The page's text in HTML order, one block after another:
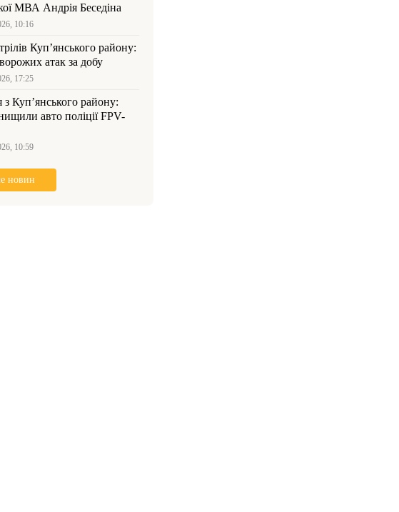
МВА Андрія Беседіна
10:16
Куп’янського району:
атак за добу
17:25
з Куп’янського району:
авто поліції FPV-
10:59
новин